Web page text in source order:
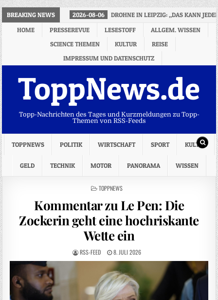
BREAKING NEWS 2026-08-06
DROHNE IN LEIPZIG: „DAS KANN
HOME
PRESSEREVUE LESESTOFF
ALLGEM. WISSEN
SCIENCE THEMEN
KULTUR
REISE
IMPRESSUM UND DATENSCHUTZ
ToppNews.de
Topp-Nachrichten des Tages und Kurzmeldungen zu Topp-
Themen von RSS-Feeds
TOPPNEWS POLITIK WIRTSCHAFT SPORT KULTUR
GELD TECHNIK MOTOR PANORAMA WISSEN
POSTED
TOPPNEWS
Kommentar zu Le Pen: Die
Zockerin geht eine hochriskante
Wette ein
RSS-FEED 8. JULI 2026